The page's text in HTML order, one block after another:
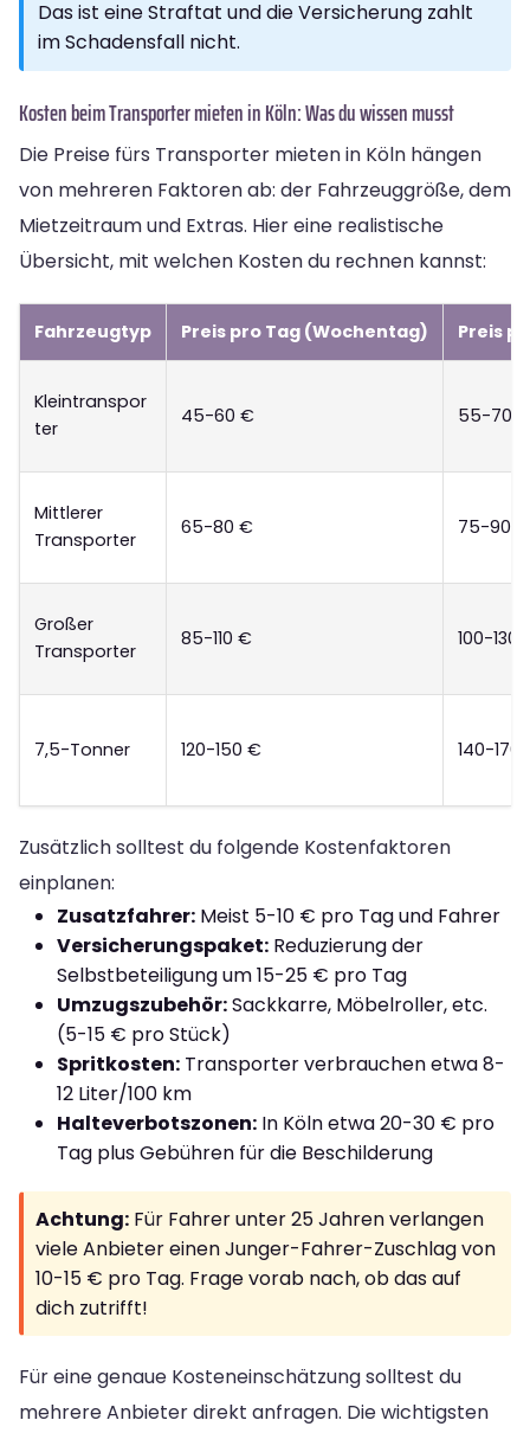
Das ist eine Straftat und die Versicherung zahlt
im Schadensfall nicht.
Kosten beim Transporter mieten in Köln: Was du wissen musst
Die Preise fürs Transporter mieten in Köln hängen
von mehreren Faktoren ab: der Fahrzeuggröße, dem
Mietzeitraum und Extras. Hier eine realistische
Übersicht, mit welchen Kosten du rechnen kannst:
Fahrzeugtyp Preis pro Tag (Wochentag) Preis
Kleintranspor
ter
45-60 € 55-70 €
Mittlerer
Transporter
65-80 € 75-90 €
Großer
Transporter
85-110 € 100-130
7,5-Tonner 120-150 € 140-170
Zusätzlich solltest du folgende Kostenfaktoren
einplanen:
Zusatzfahrer: Meist 5-10 € pro Tag und Fahrer
Versicherungspaket: Reduzierung der
Selbstbeteiligung um 15-25 € pro Tag
Umzugszubehör:Sackkarre, Möbelroller, etc.
(5-15 € pro Stück)
Spritkosten: Transporter verbrauchen etwa 8-
12 Liter/100 km
Halteverbotszonen: In Köln etwa 20-30 € pro
Tag plus Gebühren für die Beschilderung
Achtung: Für Fahrer unter 25 Jahren verlangen
viele Anbieter einen Junger-Fahrer-Zuschlag von
10-15 € pro Tag. Frage vorab nach, ob das auf
dich zutrifft!
Für eine genaue Kosteneinschätzung solltest du
mehrere Anbieter direkt anfragen. Die wichtigsten